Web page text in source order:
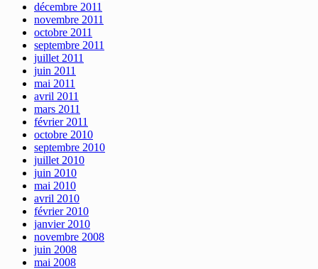
décembre 2011
novembre 2011
octobre 2011
septembre 2011
juillet 2011
juin 2011
mai 2011
avril 2011
mars 2011
février 2011
octobre 2010
septembre 2010
juillet 2010
juin 2010
mai 2010
avril 2010
février 2010
janvier 2010
novembre 2008
juin 2008
mai 2008